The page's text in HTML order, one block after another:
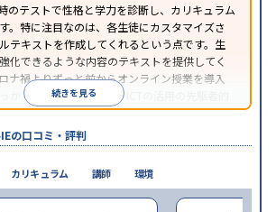
のテストで性格と学力を診断し、カリキュラム
。特に注目なのは、各生徒にカスタマイズさ
テキストを作成してくれるという点です。生
化できるような内容のテキストを提供してく
ナ禍よりずっと前からオンライン授業を導入
かりとしています。AIやICTの活用の先駆者的
続きを見る
の口コミ・評判
カリキュラム 講師 環境